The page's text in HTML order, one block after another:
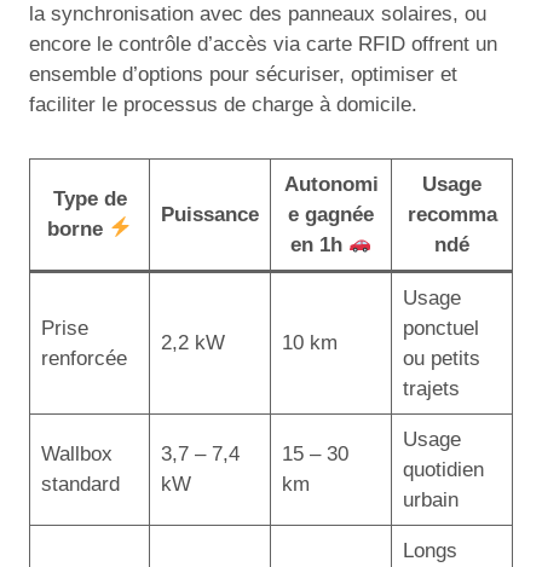
la synchronisation avec des panneaux solaires, ou
encore le contrôle d’accès via carte RFID offrent un
ensemble d’options pour sécuriser, optimiser et
faciliter le processus de charge à domicile.
Type de
borne
Puissance
Autonomi
e gagnée
en 1h
Usage
recomma
ndé
Prise
renforcée
2,2 kW 10 km
Usage
ponctuel
ou petits
trajets
Wallbox
standard
3,7 – 7,4
kW
15 – 30
km
Usage
quotidien
urbain
Longs